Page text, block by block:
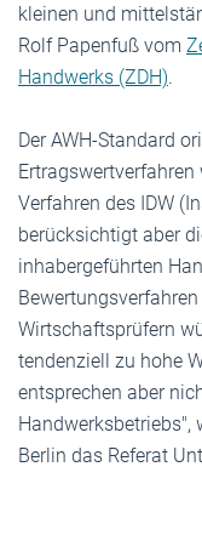
kleinen und
Rolf Papenfuß vom
Handwerks (ZDH).
Der AWH-Standard
Verfahren des IDW
berücksichtigt aber
inhabergeführten
Wirtschaftsprüfern
tendenziell zu hohe
entsprechen aber
Handwerksbetriebs",
Berlin das Referat